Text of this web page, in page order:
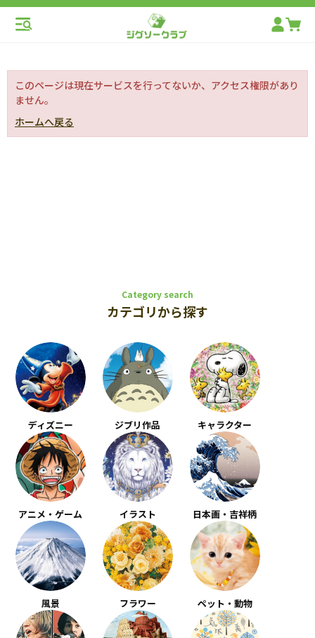
このページは現在サービスを行ってないか、アクセス権限があり
ません。
ホームへ戻る
Category search
カテゴリから探す
ディズニー ジブリ作品 キャラクター
アニメ・ゲーム イラスト 日本画・吉祥柄
風景 フラワー ペット・動物